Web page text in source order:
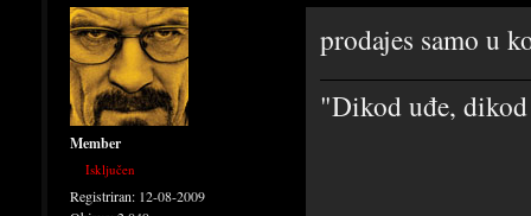
Member
Isključen
Registriran: 12-08-2009
prodajes samo u
"Dikod uđe,